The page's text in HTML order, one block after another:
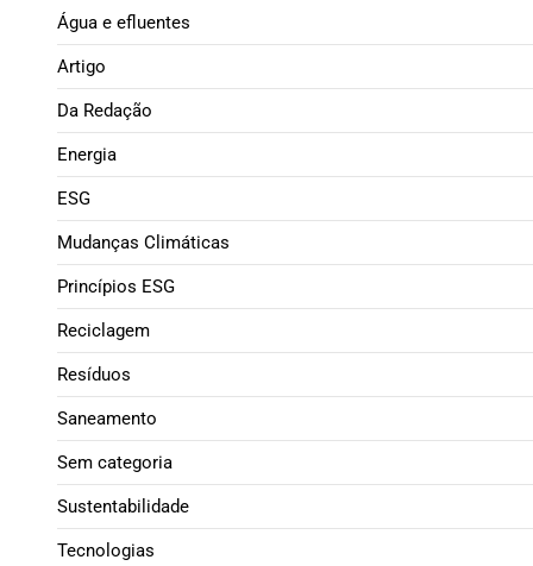
Água e efluentes
Artigo
Da Redação
Energia
ESG
Mudanças Climáticas
Princípios ESG
Reciclagem
Resíduos
Saneamento
Sem categoria
Sustentabilidade
Tecnologias